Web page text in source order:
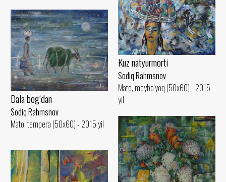
Kuz natyurmorti
Sodiq Rahmsnov
Mato, moybo‘yoq (50x60) - 2015
yil
Dala bog‘dan
Sodiq Rahmsnov
Mato, tempera (50x60) - 2015 yil